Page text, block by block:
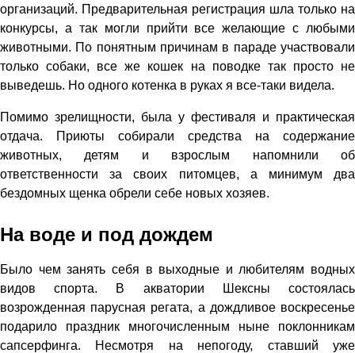
организаций. Предварительная регистрация шла только на
конкурсы, а так могли прийти все желающие с любыми
животными. По понятным причинам в параде участвовали
только собаки, все же кошек на поводке так просто не
выведешь. Но одного котенка в руках я все-таки видела.
Помимо зрелищности, была у фестиваля и практическая
отдача. Приюты собирали средства на содержание
животных, детям и взрослым напомнили об
ответственности за своих питомцев, а минимум два
бездомных щенка обрели себе новых хозяев.
На воде и под дождем
Было чем занять себя в выходные и любителям водных
видов спорта. В акватории Шексны состоялась
возрожденная парусная регата, а дождливое воскресенье
подарило праздник многочисленным ныне поклонникам
сапсерфинга. Несмотря на непогоду, ставший уже